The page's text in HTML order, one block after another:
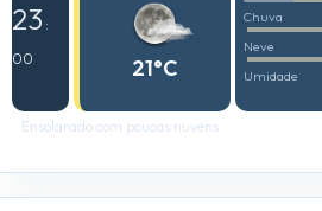
23 :
00
21°C
Chuva
Neve
Umidade
Ensolarado com poucas nuvens